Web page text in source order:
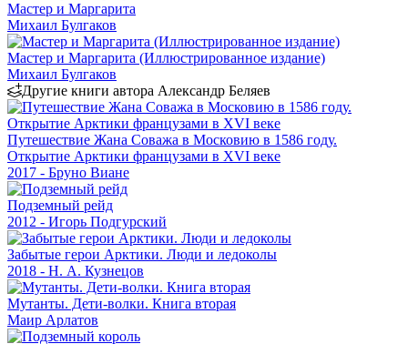
Мастер и Маргарита
Михаил Булгаков
Мастер и Маргарита (Иллюстрированное издание)
Михаил Булгаков
Другие книги автора Александр Беляев
Путешествие Жана Соважа в Московию в 1586 году.
Открытие Арктики французами в XVI веке
2017 - Бруно Виане
Подземный рейд
2012 - Игорь Подгурский
Забытые герои Арктики. Люди и ледоколы
2018 - Н. А. Кузнецов
Мутанты. Дети-волки. Книга вторая
Маир Арлатов